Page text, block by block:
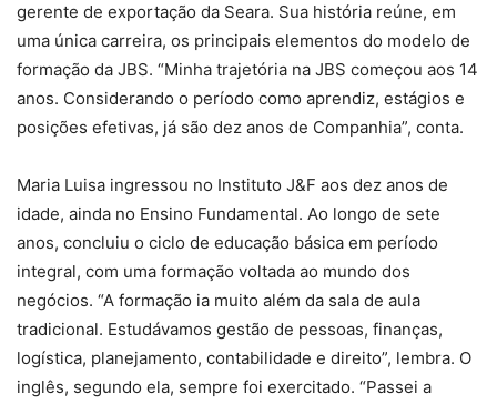
gerente de exportação da Seara. Sua história reúne, em
uma única carreira, os principais elementos do modelo de
formação da JBS. “Minha trajetória na JBS começou aos 14
anos. Considerando o período como aprendiz, estágios e
posições efetivas, já são dez anos de Companhia”, conta.
Maria Luisa ingressou no Instituto J&F aos dez anos de
idade, ainda no Ensino Fundamental. Ao longo de sete
anos, concluiu o ciclo de educação básica em período
integral, com uma formação voltada ao mundo dos
negócios. “A formação ia muito além da sala de aula
tradicional. Estudávamos gestão de pessoas, finanças,
logística, planejamento, contabilidade e direito”, lembra. O
inglês, segundo ela, sempre foi exercitado. “Passei a